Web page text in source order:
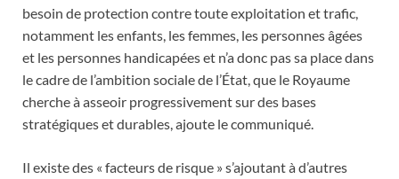
besoin de protection contre toute exploitation et trafic,
notamment les enfants, les femmes, les personnes âgées
et les personnes handicapées et n’a donc pas sa place dans
le cadre de l’ambition sociale de l’État, que le Royaume
cherche à asseoir progressivement sur des bases
stratégiques et durables, ajoute le communiqué.
Il existe des « facteurs de risque » s’ajoutant à d’autres